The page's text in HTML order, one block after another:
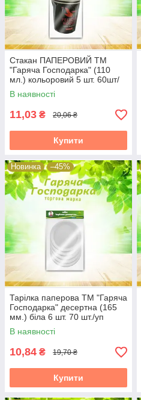
Стакан ПАПЕРОВИЙ ТМ
"Гаряча Господарка" (110
мл.) кольоровий 5 шт. 60шт/
ящ 65324
В наявності
11,03 ₴ 20,06 ₴
Купити
Новинка –45%
Тарілка паперова ТМ "Гаряча
Господарка" десертна (165
мм.) біла 6 шт. 70 шт./уп
65324
В наявності
10,84 ₴ 19,70 ₴
Купити